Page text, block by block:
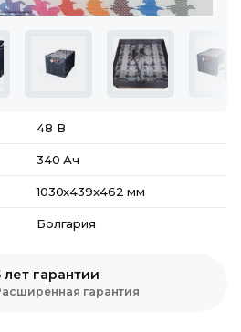
48 В
340 Ач
1030x439x462 мм
Болгария
лет гарантии
гарантия